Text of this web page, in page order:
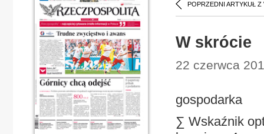
POPRZEDNI ARTYKUŁ Z
W skrócie
22 czerwca
gospodarka
∑ Wskaźnik